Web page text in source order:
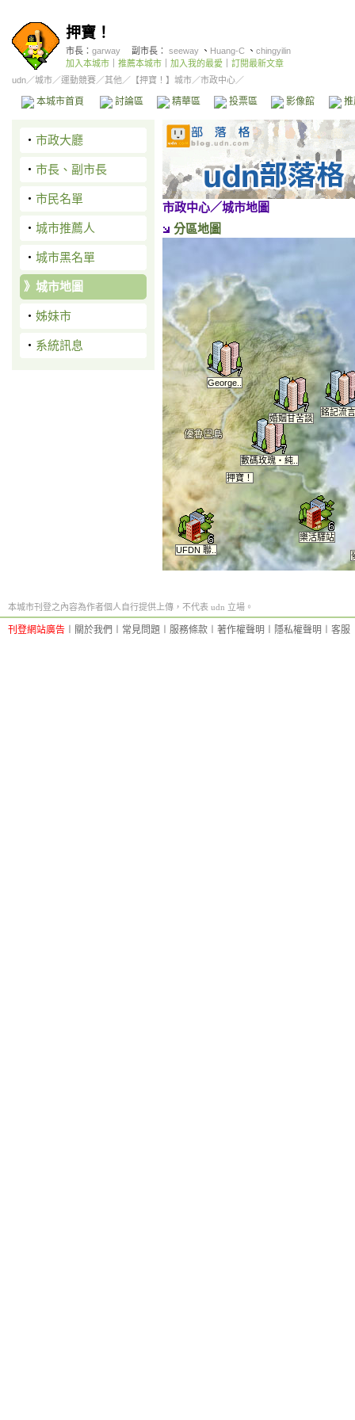
押寶！
市長： garway 副市長： seeway 、 Huang-C 、 chingyilin
加入本城市
推薦本城市 加入我的最愛
訂閱最新文章
udn／城市／運動競賽／其他 ／ 【押寶！】城市／市政中心／
本城市首頁 討論區 精華區 投票區 影像館
‧ 市政大廳
‧ 市長、副市長
‧ 市民名單
‧ 城市推薦人
‧ 城市黑名單
》 城市地圖
‧ 姊妹市
‧ 系統訊息
市政中心／城市地圖
分區地圖
押寶！
數碼玫瑰‧純..
婚姻甘苦談
George..
銘記流
UFDN 聯..
樂活驛站
本城市刊登之內容為作者個人自行提供上傳，不代表 udn 立場。
刊登網站廣告 關於我們 常見問題 服務條款 著作權聲明 隱私權聲明 客服